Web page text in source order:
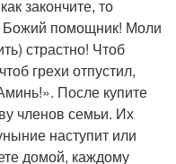
закончите, то
Божий помощник! Моли
страстно! Чтоб
грехи отпустил,
После купите
членов семьи. Их
наступит или
домой, каждому